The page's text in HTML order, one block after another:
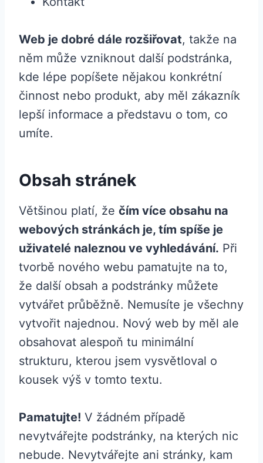
Web je dobré dále rozšiřovat, takže na
něm může vzniknout další podstránka,
kde lépe popíšete nějakou konkrétní
činnost nebo produkt, aby měl zákazník
lepší informace a představu o tom, co
umíte.
Obsah stránek
Většinou platí, že čím více obsahu na
webových stránkách je, tím spíše je
uživatelé naleznou ve vyhledávání. Při
tvorbě nového webu pamatujte na to,
že další obsah a podstránky můžete
vytvářet průběžně. Nemusíte je všechny
vytvořit najednou. Nový web by měl ale
obsahovat alespoň tu minimální
strukturu, kterou jsem vysvětloval o
kousek výš v tomto textu.
Pamatujte! V žádném případě
nevytvářejte podstránky, na kterých nic
nebude. Nevytvářejte ani stránky, kam